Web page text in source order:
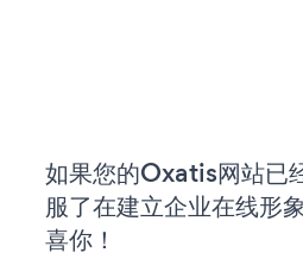
如果您的Oxatis网站已
服了在建立企业在线形
喜你！